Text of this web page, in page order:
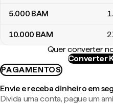
5.000 BAM
10.000 BAM
Quer converter
Converter
PAGAMENTOS
Envie e receba dinheiro em
Divida uma conta, pague um